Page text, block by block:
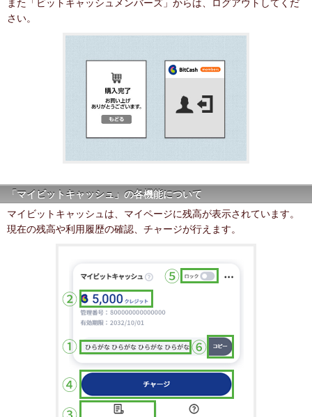
また「ビットキャッシュメンバーズ」からは、ログアウトしてくだ
さい。
「マイビットキャッシュ」の各機能について
マイビットキャッシュは、マイページに残高が表示されています。
現在の残高や利用履歴の確認、チャージが行えます。